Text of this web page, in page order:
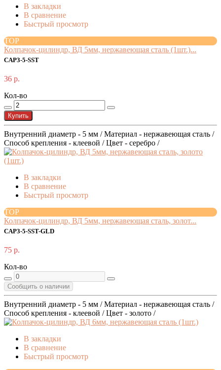
В закладки
В сравнение
Быстрый просмотр
TOP
Колпачок-цилиндр, ВД 5мм, нержавеющая сталь (1шт.)...
CAP3-5-SST
36 р.
Кол-во
Купить
Внутренний диаметр - 5 мм / Материал - нержавеющая сталь /
Способ крепления - клеевой / Цвет - серебро /
В закладки
В сравнение
Быстрый просмотр
TOP
Колпачок-цилиндр, ВД 5мм, нержавеющая сталь, золот...
CAP3-5-SST-GLD
75 р.
Кол-во
Сообщить о наличии
Внутренний диаметр - 5 мм / Материал - нержавеющая сталь /
Способ крепления - клеевой / Цвет - золото /
В закладки
В сравнение
Быстрый просмотр